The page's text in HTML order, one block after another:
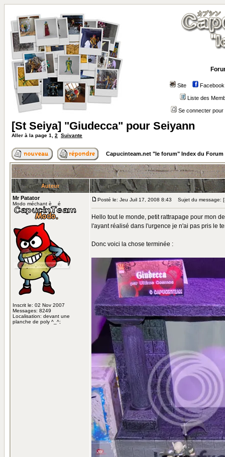
Site Facebook
Liste des
Se connecter
[St Seiya] "Giudecca" pour Seiyann
Aller à la page 1 2 Suivante
Capucinteam.net "le forum" Index du Forum
Auteur
Mr Patator
Modo méchant è__é
Inscrit le: 02 Nov 2007
Messages: 8249
Localisation: devant une
planche de poly ^_^;
Posté le: Jeu Juil 17, 2008 8:43 Sujet du message:
Hello tout le monde, petit rattrapage pour mon
l'ayant réalisé dans l'urgence je n'ai pas pris le
Donc voici la chose terminée :